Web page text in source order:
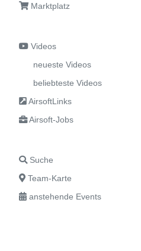
Marktplatz
Videos
neueste Videos
beliebteste Videos
AirsoftLinks
Airsoft-Jobs
Suche
Team-Karte
anstehende Events